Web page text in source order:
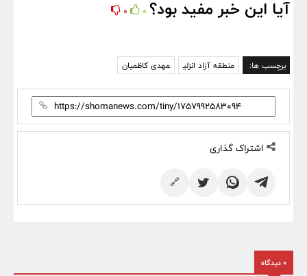
آیا این خبر مفید بود؟ 0
0
برچسب ها: منطقه آزاد انزلی مهدی کاظمیان
اشتراک گذاری
🔗
0 دیدگاه